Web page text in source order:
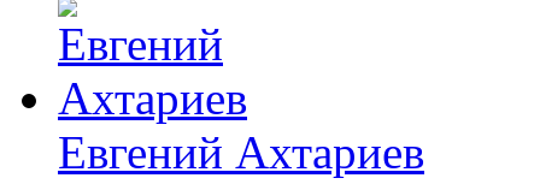
Евгений Ахтариев